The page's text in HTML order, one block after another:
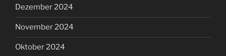
Dezember 2024
November 2024
Oktober 2024